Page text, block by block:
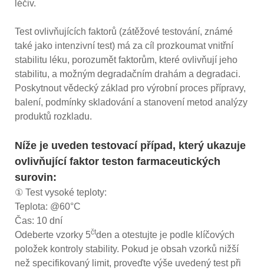
léčiv.
Test ovlivňujících faktorů (zátěžové testování, známé
také jako intenzivní test) má za cíl prozkoumat vnitřní
stabilitu léku, porozumět faktorům, které ovlivňují jeho
stabilitu, a možným degradačním drahám a degradaci.
Poskytnout vědecký základ pro výrobní proces přípravy,
balení, podmínky skladování a stanovení metod analýzy
produktů rozkladu.
Níže je uveden testovací případ, který ukazuje
ovlivňující faktor teston farmaceutických
surovin:
① Test vysoké teploty:
Teplota: @60°C
Čas: 10 dní
Odeberte vzorky 5čtden a otestujte je podle klíčových
položek kontroly stability. Pokud je obsah vzorků nižší
než specifikovaný limit, proveďte výše uvedený test při